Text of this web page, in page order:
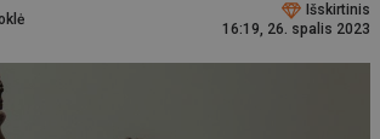
Išskirtinis
16:19, 26. spalis 2023